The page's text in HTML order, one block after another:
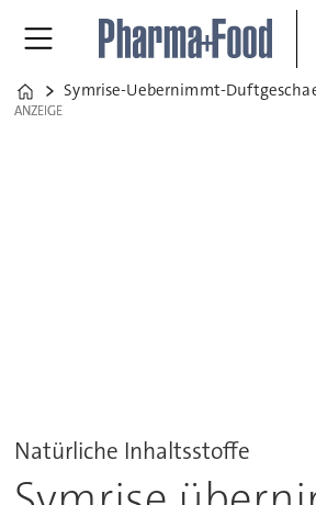
Home
Symrise-Uebernimmt-
ANZEIGE
ANZEIGE
Natürliche Inhaltsstoffe